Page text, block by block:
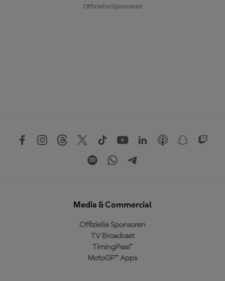
Offizielle Sponsoren
Media & Commercial
Offizielle Sponsoren
TV Broadcast
TimingPass™
MotoGP™ Apps